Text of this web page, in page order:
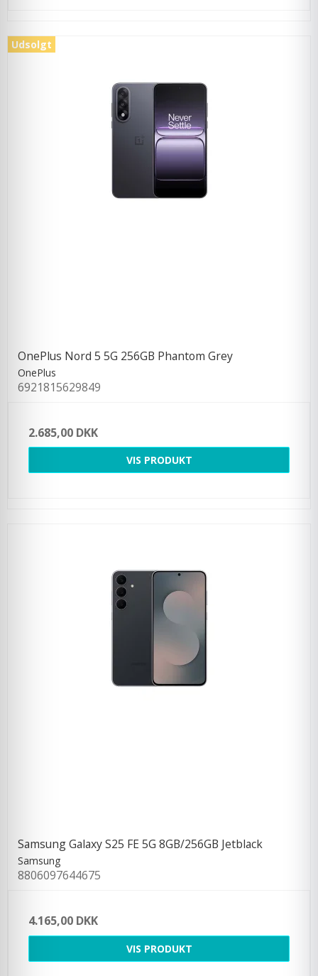
Udsolgt
OnePlus Nord 5 5G 256GB Phantom Grey
OnePlus
6921815629849
2.685,00 DKK
VIS PRODUKT
Samsung Galaxy S25 FE 5G 8GB/256GB Jetblack
Samsung
8806097644675
4.165,00 DKK
VIS PRODUKT